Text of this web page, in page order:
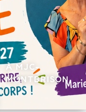
À MJC-
MONTBRISON